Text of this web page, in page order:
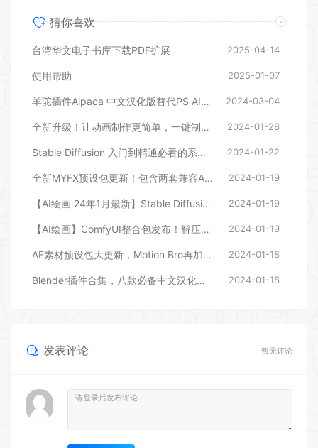
猜你喜欢
台湾华文电子书库下载PDF扩展 2025-04-14
使用帮助 2025-01-07
羊驼插件Alpaca 中文汉化版替代PS AI创成式填充 2024-03-04
全新升级！让动画制作更简单，一键制作生长动画，AE第二代 AutoFill 汉化插件 2024-01-28
Stable Diffusion 入门到精通必看的系统性教学合集 2024-01-22
全新MYFX预设包更新！包含两套兼容AEPR的预设，后期剪辑包装必备 2024-01-19
【AI绘画·24年1月最新】Stable Diffusion整合包v4.6发布！解压即用 防爆显存 三分钟入门AI绘画 ☆更新 ☆ 2024-01-19
【AI绘画】ComfyUI整合包发布！解压即用 一键启动 工作流版界面 超多节点 ☆更新 ☆汉化 秋叶整合包 2024-01-19
AE素材预设包大更新，Motion Bro再加六套，现累计12套AE预设包 2024-01-18
Blender插件合集，八款必备中文汉化插件 2024-01-18
发表评论 暂无评论